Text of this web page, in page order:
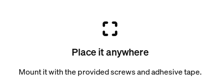
Place it anywhere
Mount it with the provided screws and adhesive tape.